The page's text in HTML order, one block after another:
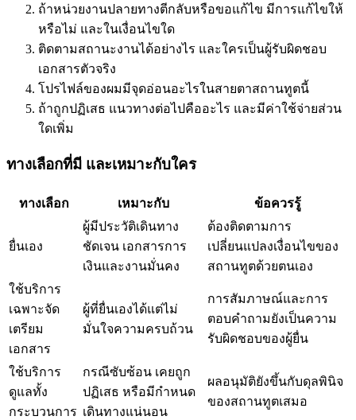
ถ้าหน่วยงานปลายทางตีกลับหรือขอแก้ไข มีการแก้ไขให้
หรือไม่ และในเงื่อนไขใด
ติดตามสถานะงานได้อย่างไร และใครเป็นผู้รับผิดชอบ
เอกสารตัวจริง
โปรไฟล์ของผมมีจุดอ่อนอะไรในสายตาสถานทูตนี้
ถ้าถูกปฏิเสธ แนวทางต่อไปคืออะไร และมีค่าใช้จ่ายส่วน
ใดเพิ่ม
ทางเลือกที่มี และเหมาะกับใคร
ทางเลือก เหมาะกับ ข้อควรรู้
ยื่นเอง
ผู้มีประวัติเดินทาง
ชัดเจน เอกสารการ
เงินและงานมั่นคง
ต้องติดตามการ
เปลี่ยนแปลงเงื่อนไขของ
สถานทูตด้วยตนเอง
ใช้บริการ
เฉพาะจัด
เตรียม
เอกสาร
ผู้ที่ยื่นเองได้แต่ไม่
มั่นใจความครบถ้วน
การสัมภาษณ์และการ
ตอบคำถามยังเป็นความ
รับผิดชอบของผู้ยื่น
ใช้บริการ
ดูแลทั้ง
กระบวนการ
กรณีซับซ้อน เคยถูก
ปฏิเสธ หรือมีกำหนด
เดินทางแน่นอน
ผลอนุมัติยังขึ้นกับดุลพินิจ
ของสถานทูตเสมอ